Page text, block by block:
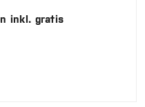
inkl. gratis